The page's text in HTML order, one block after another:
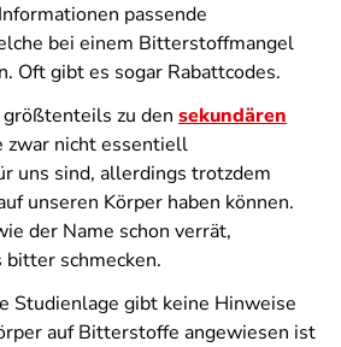
passende
bei einem Bitterstoffmangel
Oft gibt es sogar Rabattcodes.
zu den sekundären
zwar nicht essentiell
uns sind, allerdings trotzdem
unseren Körper haben können.
der Name schon verrät,
schmecken.
Studienlage gibt keine Hinweise
auf Bitterstoffe angewiesen ist